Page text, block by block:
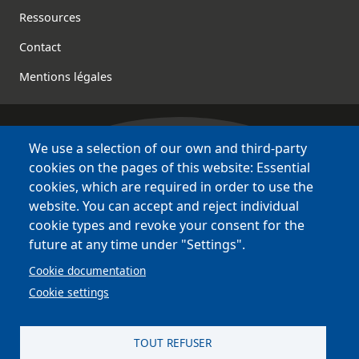
Footer
Ressources
Contact
Mentions légales
Bretagne Culture Diversité
des sites variés !
Sites
BCD
Bazhvalan
Bécédia
BED
PCI
We use a selection of our own and third-party
cookies on the pages of this website: Essential
cookies, which are required in order to use the
website. You can accept and reject individual
cookie types and revoke your consent for the
future at any time under "Settings".
Cookie documentation
Cookie settings
TOUT REFUSER